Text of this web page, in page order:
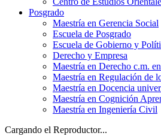
Posgrado
Maestría en Gerencia Social
Escuela de Posgrado
Escuela de Gobierno y
Derecho y Empresa
Maestría en Derecho c.m.
Maestría en Regulación de
Maestría en Docencia
Maestría en Cognición
Maestría en Ingeniería Civil
Cargando el Reproductor...